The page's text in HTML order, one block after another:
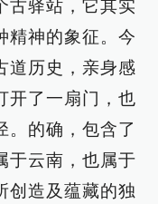
古驿站，它其实
精神的象征。今
道历史，亲身感
开了一扇门，也
。的确，包含了
于云南，也属于
创造及蕴藏的独